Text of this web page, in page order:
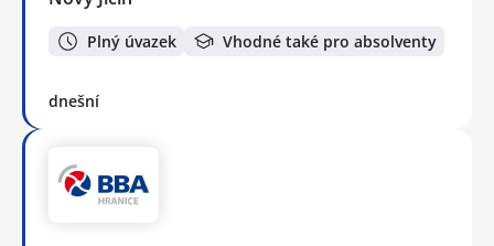
Plný úvazek Vhodné také pro absolventy
dnešní